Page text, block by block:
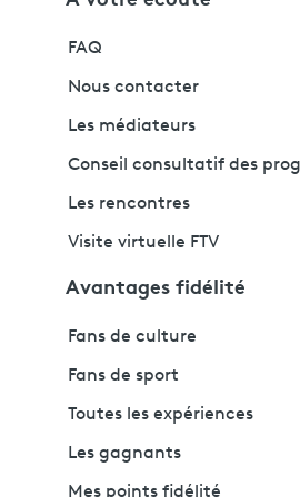
FAQ
Nous contacter
Les médiateurs
Conseil consultatif des
Les rencontres
Visite virtuelle FTV
Avantages fidélité
Fans de culture
Fans de sport
Toutes les expériences
Les gagnants
Mes points fidélité